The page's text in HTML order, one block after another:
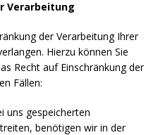
Verarbeitung
der Verarbeitung Ihrer
Hierzu können Sie
Recht auf Einschränkung der
Fällen:
uns gespeicherten
benötigen wir in der